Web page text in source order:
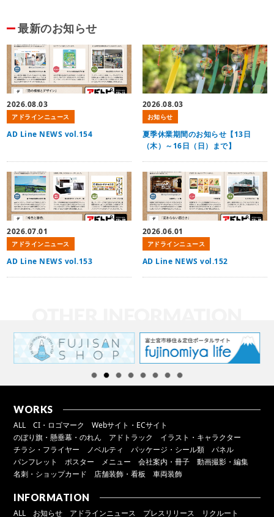
最新のお知らせ
2026.08.03
アドラインニュース
AD Line NEWS vol.154
2026.08.03
お知らせ
夏季休業期間のお知らせ【13日
（木）～16日（日）まで】
2026.07.01
アドラインニュース
AD Line NEWS vol.153
2026.06.01
アドラインニュース
AD Line NEWS vol.152
WORKS
ALL CI・ロゴマーク
Webサイト・ECサイト
のぼり旗・懸垂幕・のれん
アドトラック
イラスト・キャラクター
チラシ・フライヤー
ノベルティ パッケージ・シール類
パネル
パンフレット
ポスター メニュー 会社案内・冊子
動画撮影・編集
名刺・ショップカード
店舗装飾・看板 車両装飾
INFORMATION
ALL お知らせ アドラインニュース プレスリリース リクルート